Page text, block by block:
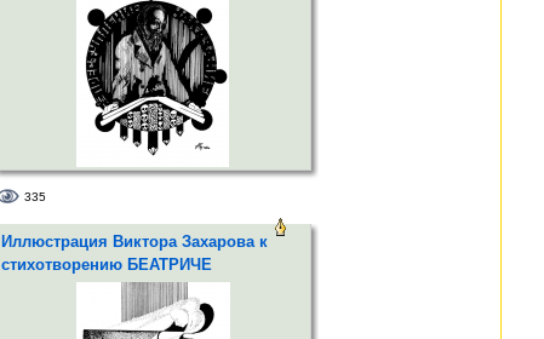
335
Иллюстрация Виктора Захарова к
стихотворению БЕАТРИЧЕ